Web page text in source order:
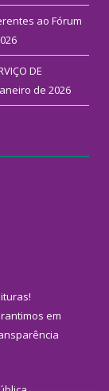
ao Fórum
DE
de 2026
!
em